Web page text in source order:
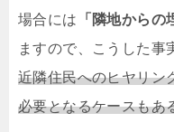
場合には 「隣地からの
ますので、こうした事
近隣住民へのヒヤリン
必要となるケースもあ